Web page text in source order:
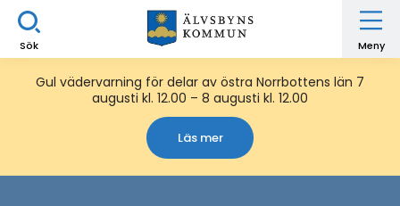
Sök Meny
Gul vädervarning för delar av östra Norrbottens län 7
augusti kl. 12.00 – 8 augusti kl. 12.00
Läs mer